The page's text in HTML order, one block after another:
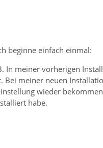
beginne einfach einmal:
In meiner vorherigen
meiner neuen
wieder
habe.